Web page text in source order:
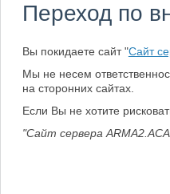
Переход по
Вы покидаете сайт "Сайт
Мы не несем
на сторонних сайтах.
Если Вы не хотите
"Сайт сервера